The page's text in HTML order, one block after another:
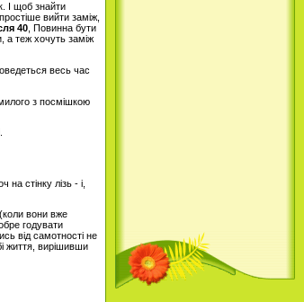
І щоб знайти
вийти заміж,
40 , Повинна бути
а теж хочуть заміж
весь час
з посмішкою
стінку лізь - і,
вони вже
годувати
від самотності не
життя, вирішивши